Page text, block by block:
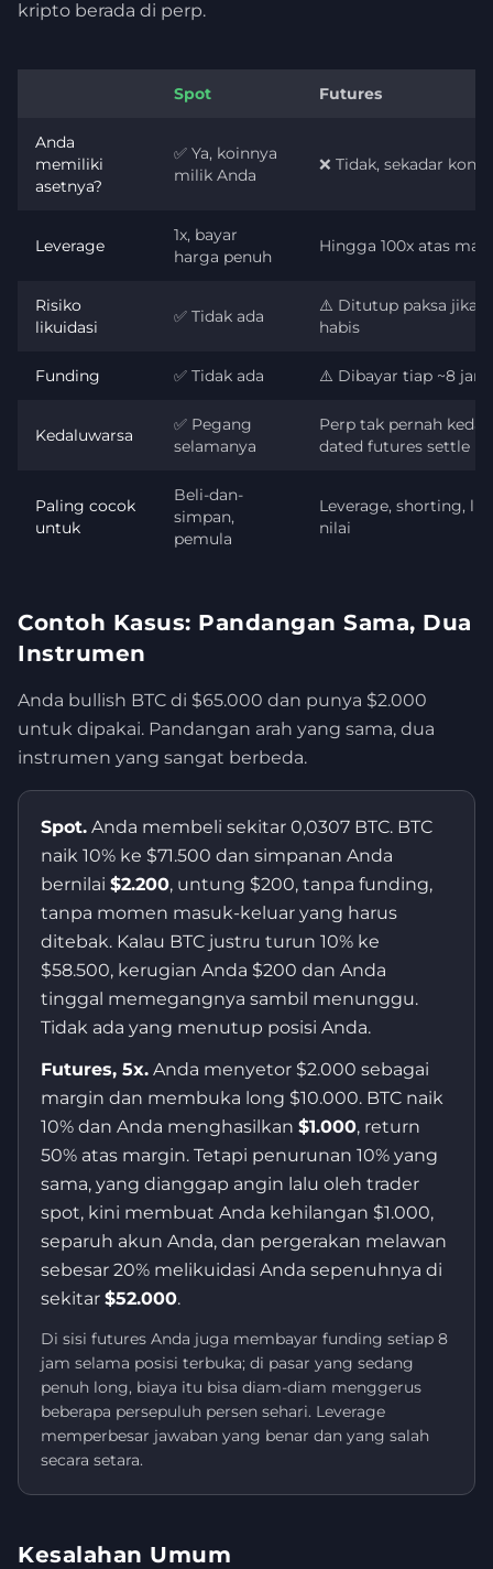
kripto berada di perp.
Spot Futures
Anda
memiliki
asetnya?
✅ Ya, koinnya
milik Anda
❌ Tidak, sekadar
Leverage
1x, bayar
harga penuh
Hingga 100x atas
Risiko
likuidasi
✅ Tidak ada
⚠️ Ditutup paksa jika
habis
Funding ✅ Tidak ada ⚠️ Dibayar tiap ~8
Kedaluwarsa
✅ Pegang
selamanya
Perp tak pernah
dated futures settle
Paling cocok
untuk
Beli-dan-
simpan,
pemula
Leverage, shorting,
nilai
Contoh Kasus: Pandangan Sama, Dua
Instrumen
Anda bullish BTC di $65.000 dan punya $2.000
untuk dipakai. Pandangan arah yang sama, dua
instrumen yang sangat berbeda.
Spot. Anda membeli sekitar 0,0307 BTC. BTC
naik 10% ke $71.500 dan simpanan Anda
bernilai $2.200, untung $200, tanpa funding,
tanpa momen masuk-keluar yang harus
ditebak. Kalau BTC justru turun 10% ke
$58.500, kerugian Anda $200 dan Anda
tinggal memegangnya sambil menunggu.
Tidak ada yang menutup posisi Anda.
Futures, 5x. Anda menyetor $2.000 sebagai
margin dan membuka long $10.000. BTC naik
10% dan Anda menghasilkan $1.000, return
50% atas margin. Tetapi penurunan 10% yang
sama, yang dianggap angin lalu oleh trader
spot, kini membuat Anda kehilangan $1.000,
separuh akun Anda, dan pergerakan melawan
sebesar 20% melikuidasi Anda sepenuhnya di
sekitar $52.000.
Di sisi futures Anda juga membayar funding setiap 8
jam selama posisi terbuka; di pasar yang sedang
penuh long, biaya itu bisa diam-diam menggerus
beberapa persepuluh persen sehari. Leverage
memperbesar jawaban yang benar dan yang salah
secara setara.
Kesalahan Umum